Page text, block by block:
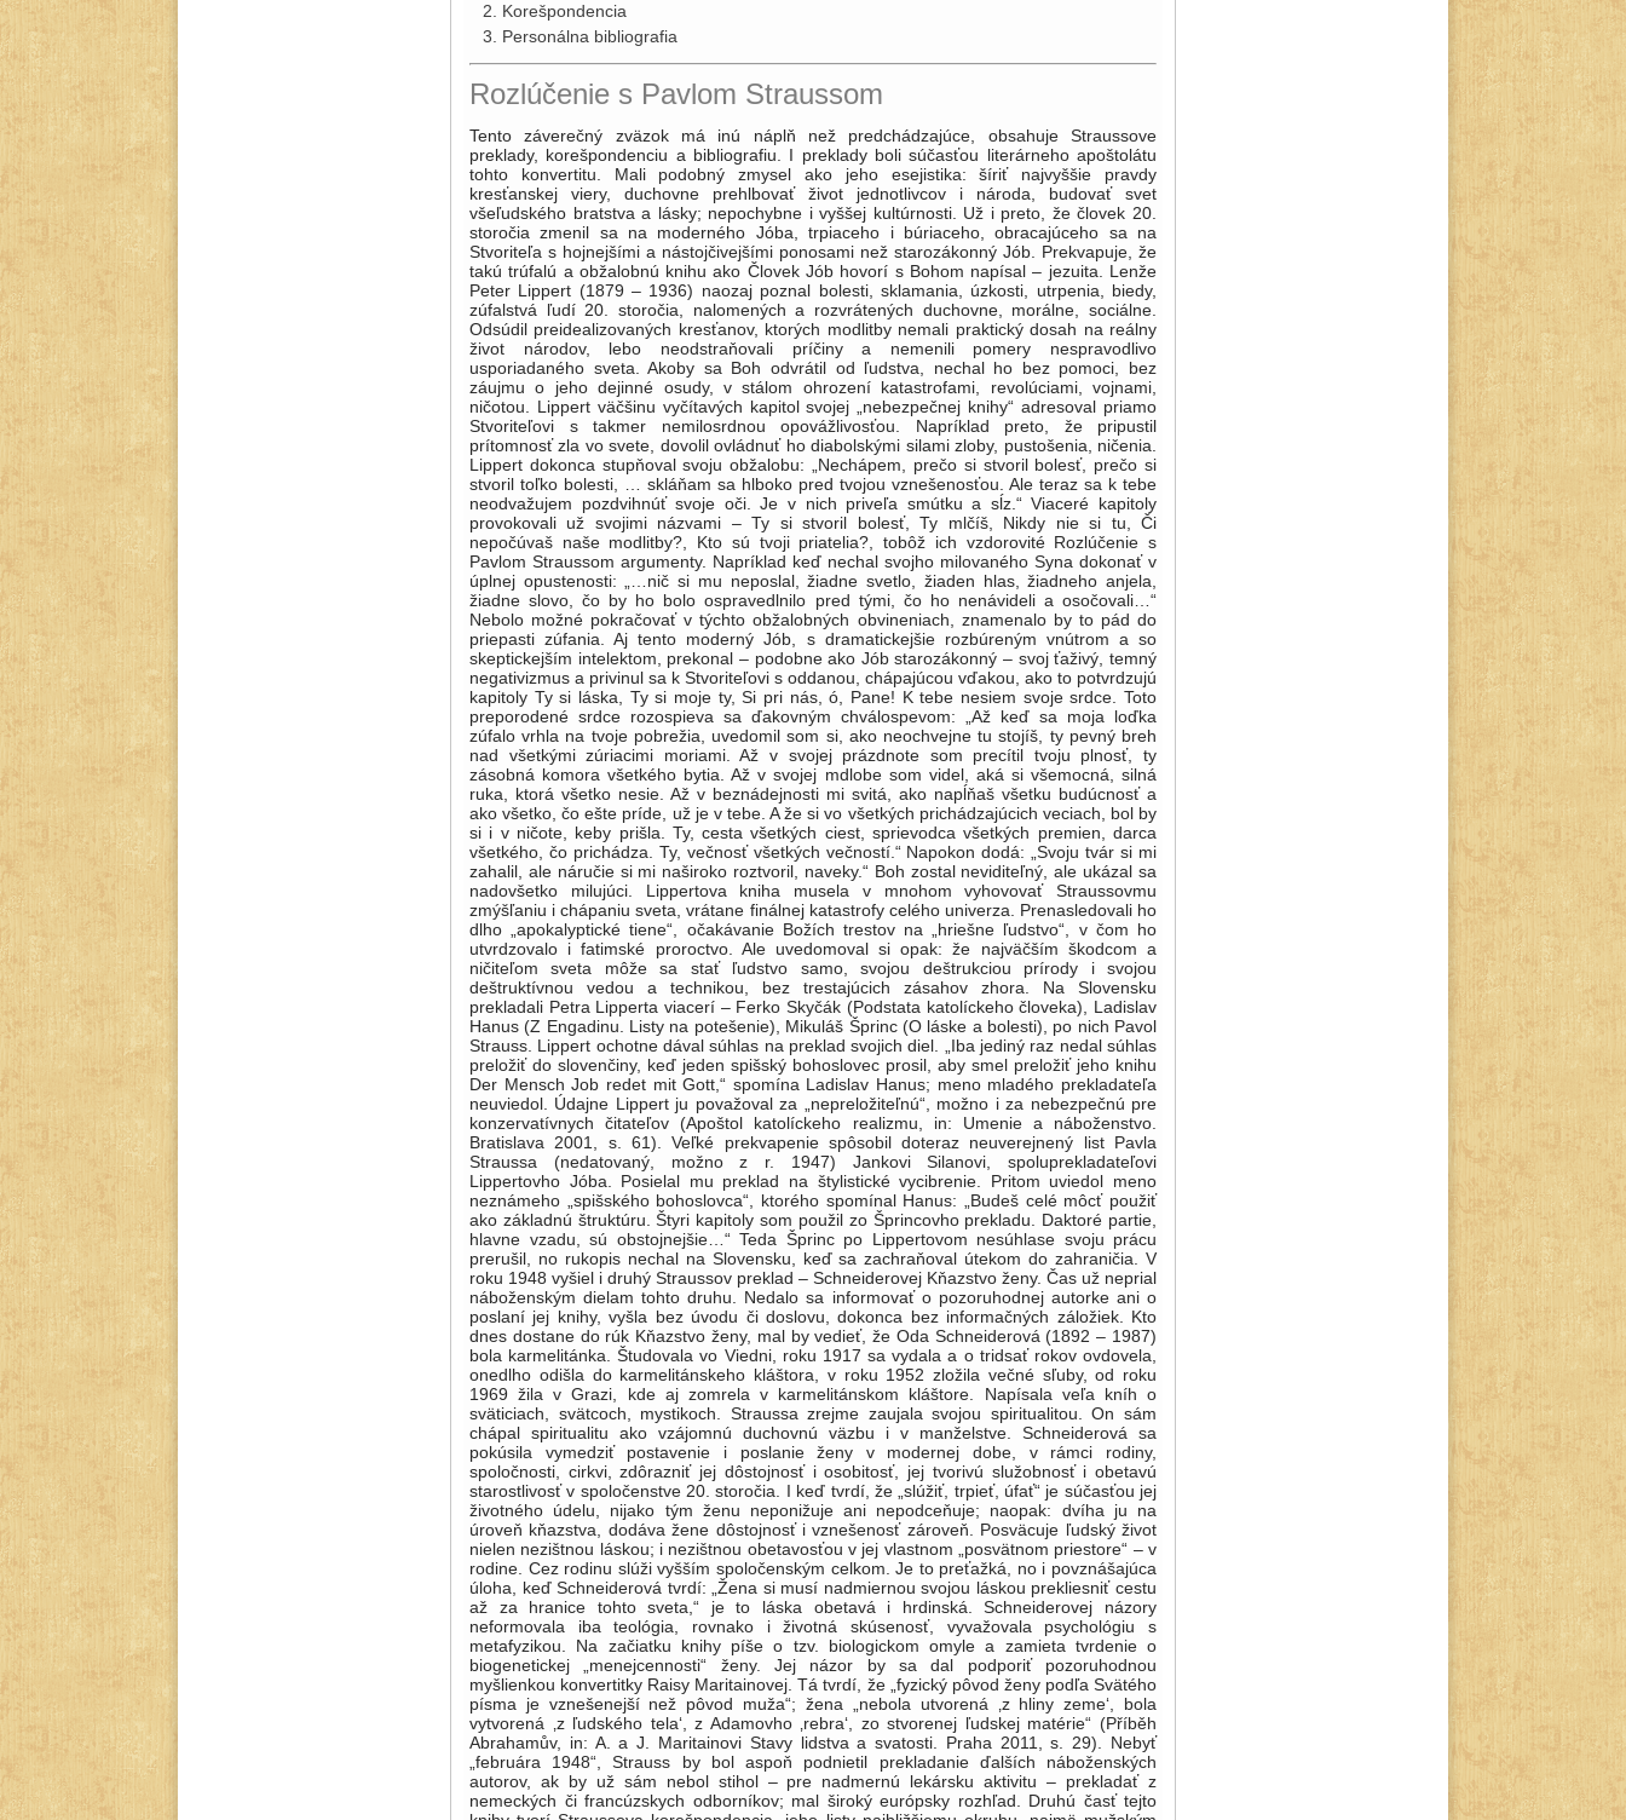
Korešpondencia
Personálna bibliografia
Rozlúčenie s Pavlom Straussom
Tento záverečný zväzok má inú náplň než predchádzajúce, obsahuje Straussove preklady, korešpondenciu a bibliografiu. I preklady boli súčasťou literárneho apoštolátu tohto konvertitu. Mali podobný zmysel ako jeho esejistika: šíriť najvyššie pravdy kresťanskej viery, duchovne prehlbovať život jednotlivcov i národa, budovať svet všeľudského bratstva a lásky; nepochybne i vyššej kultúrnosti. Už i preto, že človek 20. storočia zmenil sa na moderného Jóba, trpiaceho i búriaceho, obracajúceho sa na Stvoriteľa s hojnejšími a nástojčivejšími ponosami než starozákonný Jób. Prekvapuje, že takú trúfalú a obžalobnú knihu ako Človek Jób hovorí s Bohom napísal – jezuita. Lenže Peter Lippert (1879 – 1936) naozaj poznal bolesti, sklamania, úzkosti, utrpenia, biedy, zúfalstvá ľudí 20. storočia, nalomených a rozvrátených duchovne, morálne, sociálne. Odsúdil preidealizovaných kresťanov, ktorých modlitby nemali praktický dosah na reálny život národov, lebo neodstraňovali príčiny a nemenili pomery nespravodlivo usporiadaného sveta. Akoby sa Boh odvrátil od ľudstva, nechal ho bez pomoci, bez záujmu o jeho dejinné osudy, v stálom ohrození katastrofami, revolúciami, vojnami, ničotou. Lippert väčšinu vyčítavých kapitol svojej „nebezpečnej knihy“ adresoval priamo Stvoriteľovi s takmer nemilosrdnou opovážlivosťou. Napríklad preto, že pripustil prítomnosť zla vo svete, dovolil ovládnuť ho diabolskými silami zloby, pustošenia, ničenia. Lippert dokonca stupňoval svoju obžalobu: „Nechápem, prečo si stvoril bolesť, prečo si stvoril toľko bolesti, … skláňam sa hlboko pred tvojou vznešenosťou. Ale teraz sa k tebe neodvažujem pozdvihnúť svoje oči. Je v nich priveľa smútku a sĺz.“ Viaceré kapitoly provokovali už svojimi názvami – Ty si stvoril bolesť, Ty mlčíš, Nikdy nie si tu, Či nepočúvaš naše modlitby?, Kto sú tvoji priatelia?, tobôž ich vzdorovité Rozlúčenie s Pavlom Straussom argumenty. Napríklad keď nechal svojho milovaného Syna dokonať v úplnej opustenosti: „…nič si mu neposlal, žiadne svetlo, žiaden hlas, žiadneho anjela, žiadne slovo, čo by ho bolo ospravedlnilo pred tými, čo ho nenávideli a osočovali…“ Nebolo možné pokračovať v týchto obžalobných obvineniach, znamenalo by to pád do priepasti zúfania. Aj tento moderný Jób, s dramatickejšie rozbúreným vnútrom a so skeptickejším intelektom, prekonal – podobne ako Jób starozákonný – svoj ťaživý, temný negativizmus a privinul sa k Stvoriteľovi s oddanou, chápajúcou vďakou, ako to potvrdzujú kapitoly Ty si láska, Ty si moje ty, Si pri nás, ó, Pane! K tebe nesiem svoje srdce. Toto preporodené srdce rozospieva sa ďakovným chválospevom: „Až keď sa moja loďka zúfalo vrhla na tvoje pobrežia, uvedomil som si, ako neochvejne tu stojíš, ty pevný breh nad všetkými zúriacimi moriami. Až v svojej prázdnote som precítil tvoju plnosť, ty zásobná komora všetkého bytia. Až v svojej mdlobe som videl, aká si všemocná, silná ruka, ktorá všetko nesie. Až v beznádejnosti mi svitá, ako napĺňaš všetku budúcnosť a ako všetko, čo ešte príde, už je v tebe. A že si vo všetkých prichádzajúcich veciach, bol by si i v ničote, keby prišla. Ty, cesta všetkých ciest, sprievodca všetkých premien, darca všetkého, čo prichádza. Ty, večnosť všetkých večností.“ Napokon dodá: „Svoju tvár si mi zahalil, ale náručie si mi naširoko roztvoril, naveky.“ Boh zostal neviditeľný, ale ukázal sa nadovšetko milujúci. Lippertova kniha musela v mnohom vyhovovať Straussovmu zmýšľaniu i chápaniu sveta, vrátane finálnej katastrofy celého univerza. Prenasledovali ho dlho „apokalyptické tiene“, očakávanie Božích trestov na „hriešne ľudstvo“, v čom ho utvrdzovalo i fatimské proroctvo. Ale uvedomoval si opak: že najväčším škodcom a ničiteľom sveta môže sa stať ľudstvo samo, svojou deštrukciou prírody i svojou deštruktívnou vedou a technikou, bez trestajúcich zásahov zhora. Na Slovensku prekladali Petra Lipperta viacerí – Ferko Skyčák (Podstata katolíckeho človeka), Ladislav Hanus (Z Engadinu. Listy na potešenie), Mikuláš Šprinc (O láske a bolesti), po nich Pavol Strauss. Lippert ochotne dával súhlas na preklad svojich diel. „Iba jediný raz nedal súhlas preložiť do slovenčiny, keď jeden spišský bohoslovec prosil, aby smel preložiť jeho knihu Der Mensch Job redet mit Gott,“ spomína Ladislav Hanus; meno mladého prekladateľa neuviedol. Údajne Lippert ju považoval za „nepreložiteľnú“, možno i za nebezpečnú pre konzervatívnych čitateľov (Apoštol katolíckeho realizmu, in: Umenie a náboženstvo. Bratislava 2001, s. 61). Veľké prekvapenie spôsobil doteraz neuverejnený list Pavla Straussa (nedatovaný, možno z r. 1947) Jankovi Silanovi, spoluprekladateľovi Lippertovho Jóba. Posielal mu preklad na štylistické vycibrenie. Pritom uviedol meno neznámeho „spišského bohoslovca“, ktorého spomínal Hanus: „Budeš celé môcť použiť ako základnú štruktúru. Štyri kapitoly som použil zo Šprincovho prekladu. Daktoré partie, hlavne vzadu, sú obstojnejšie…“ Teda Šprinc po Lippertovom nesúhlase svoju prácu prerušil, no rukopis nechal na Slovensku, keď sa zachraňoval útekom do zahraničia. V roku 1948 vyšiel i druhý Straussov preklad – Schneiderovej Kňazstvo ženy. Čas už neprial náboženským dielam tohto druhu. Nedalo sa informovať o pozoruhodnej autorke ani o poslaní jej knihy, vyšla bez úvodu či doslovu, dokonca bez informačných záložiek. Kto dnes dostane do rúk Kňazstvo ženy, mal by vedieť, že Oda Schneiderová (1892 – 1987) bola karmelitánka. Študovala vo Viedni, roku 1917 sa vydala a o tridsať rokov ovdovela, onedlho odišla do karmelitánskeho kláštora, v roku 1952 zložila večné sľuby, od roku 1969 žila v Grazi, kde aj zomrela v karmelitánskom kláštore. Napísala veľa kníh o sväticiach, svätcoch, mystikoch. Straussa zrejme zaujala svojou spiritualitou. On sám chápal spiritualitu ako vzájomnú duchovnú väzbu i v manželstve. Schneiderová sa pokúsila vymedziť postavenie i poslanie ženy v modernej dobe, v rámci rodiny, spoločnosti, cirkvi, zdôrazniť jej dôstojnosť i osobitosť, jej tvorivú služobnosť i obetavú starostlivosť v spoločenstve 20. storočia. I keď tvrdí, že „slúžiť, trpieť, úfať“ je súčasťou jej životného údelu, nijako tým ženu neponižuje ani nepodceňuje; naopak: dvíha ju na úroveň kňazstva, dodáva žene dôstojnosť i vznešenosť zároveň. Posväcuje ľudský život nielen nezištnou láskou; i nezištnou obetavosťou v jej vlastnom „posvätnom priestore“ – v rodine. Cez rodinu slúži vyšším spoločenským celkom. Je to preťažká, no i povznášajúca úloha, keď Schneiderová tvrdí: „Žena si musí nadmiernou svojou láskou prekliesniť cestu až za hranice tohto sveta,“ je to láska obetavá i hrdinská. Schneiderovej názory neformovala iba teológia, rovnako i životná skúsenosť, vyvažovala psychológiu s metafyzikou. Na začiatku knihy píše o tzv. biologickom omyle a zamieta tvrdenie o biogenetickej „menejcennosti“ ženy. Jej názor by sa dal podporiť pozoruhodnou myšlienkou konvertitky Raisy Maritainovej. Tá tvrdí, že „fyzický pôvod ženy podľa Svätého písma je vznešenejší než pôvod muža“; žena „nebola utvorená ‚z hliny zeme‘, bola vytvorená ‚z ľudského tela‘, z Adamovho ‚rebra‘, zo stvorenej ľudskej matérie“ (Příběh Abrahamův, in: A. a J. Maritainovi Stavy lidstva a svatosti. Praha 2011, s. 29). Nebyť „februára 1948“, Strauss by bol aspoň podnietil prekladanie ďalších náboženských autorov, ak by už sám nebol stihol – pre nadmernú lekársku aktivitu – prekladať z nemeckých či francúzskych odborníkov; mal široký európsky rozhľad. Druhú časť tejto knihy tvorí Straussova korešpondencia, jeho listy najbližšiemu okruhu, najmä mužským adresátom. Sú na úrovni jeho esejistiky, čítajú sa s umeleckým pôžitkom, tematicky aj štylisticky. Nejde v nich o bežnú korešpondenciu, sú reflexívne; sú to listy mysliteľa. Najvzácnejšie a najobsažnejšie sú listy profesorovi Júliusovi Rybákovi, najbližšiemu a najdôvernejšiemu priateľovi z Gelnice. Stačí uviesť jediný citát zo Straussa: „Som si vedomý toho, že bez Tvojej nezištnej dobroty a ochoty by si ma do dnešného dňa nik nevšimol“ (1. 2. 1991). Rybák sa staral o všetky jeho rukopisné texty, stal sa jeho editorom i zasväteným znalcom. Veľa sa z týchto listov dozvedáme o Straussovom ľudskom i spisovateľskom rozpoložení v rokoch 1983 – 1994. Strauss trpel svojou vyradenosťou z domáceho kultúrneho života, spoločenskou izoláciou, neprajnými tlakmi dobového režimu: „Mne je síce doba krkavčou matkou, ale prichodí mi stále, že som dlžníkom. Nie preto, že som vybŕdol z kadejakých ošemetných situácií, ale že mi nedá žiť bez písania. To starorímske ‚nulla dies sine linea‘ je vo mne ako slastné prekliatie…“ (16. 2. 1987). Táto najvnútornejšia potreba písať, realizovať sa písaním, literárnou tvorbou pripomína známy Rilkeho výrok. Napísal ho v liste mladému nemeckému básnikovi, ktorý sa chcel venovať poézii. Rilke mu odpovedal: „Ponorte sa do seba. Vypátrajte príčinu, ktorá Vám prikazuje písať; skúmajte, či rozprestiera svoje korene v najhlbšom mieste Vášho srdca, priznajte si, či by ste museli umrieť, keby Vám zakázali písať“ (R. M. Rilke: Několik dopisů. Praha 1940, s. 14). Strauss nepísal z ctižiadosti, písanie bolo mu bytostnou potrebou, ako konvertita – dalo by sa povedať – on bol „poverený písaním“; písanie bolo nástrojom jeho literárneho apoštolátu. Ťažko znášal, že ani Slovenské pohľady nereagovali na jeho zásielky, „netaktne a urážlivo“ neodpovedali (18. 6. 1989). Zriedka sa vyjadroval o domácej situácii, o represívnom režime, ale zakaždým trefne: „Je zvrchovaný čas na regeneráciu života občianskeho, spoločenského a kultúrneho. U našich vedúcich literátov sú ešte stále cementované tie kritériá, ktoré sa zhora komandovali, naši ľudia sa nevedia uvoľniť a jednať úprimne a spravodlivo, i keď sú náznaky bedákania nad minulosťou až módnym trendom, len ja som z toho ešte vyňatý. Všetci sú ešte nadobro pojatí do zvieracej kazajky neslobody. Zďaleka nie sú na úrovni chartistov. Ale toto jánošíkovské plemeno by malo byť ďalej. V podstate sú naše literátske kruhy na úrovni politických lokajov“ (1. 8. 1989). Neskôr sa vyjadril ešte ostrejšie: „Len čakajme na všetko a obraní o všetko. Toľko zal